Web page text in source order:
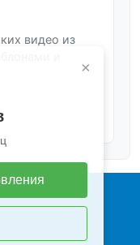
видео из
×